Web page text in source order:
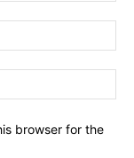
browser for the